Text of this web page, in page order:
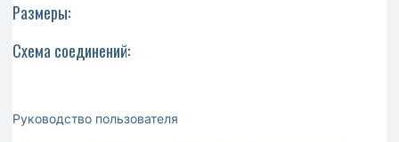
Размеры:
Схема соединений:
Руководство пользователя